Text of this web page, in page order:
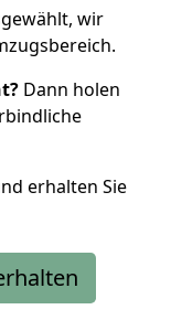
wir
Dann holen
erhalten Sie